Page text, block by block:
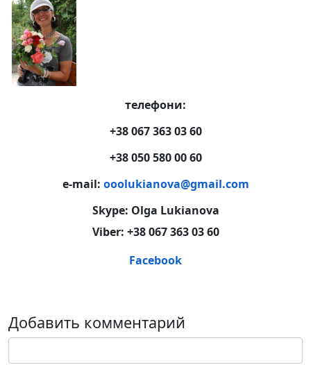
телефони:
+38 067 363 03 60
+38 050 580 00 60
e-mail: ooolukianova@gmail.com
Skype: Olga Lukianova
Viber: +38 067 363 03 60
Facebook
Добавить комментарий